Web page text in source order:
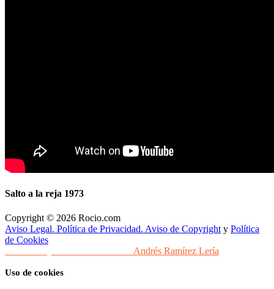
Salto a la reja 1973
Copyright © 2026 Rocio.com
Aviso Legal. Política de Privacidad. Aviso de Copyright y Política
de Cookies
Andrés Ramírez Lería
Uso de cookies